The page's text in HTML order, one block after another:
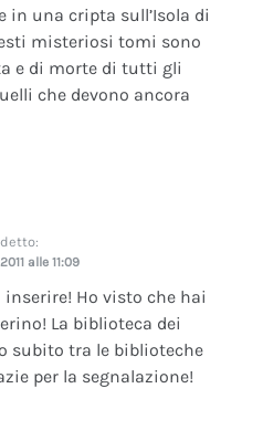
in una cripta sull’Isola di
misteriosi tomi sono
e di morte di tutti gli
che devono ancora
alle 11:09
inserire! Ho visto che hai
La biblioteca dei
subito tra le biblioteche
per la segnalazione!